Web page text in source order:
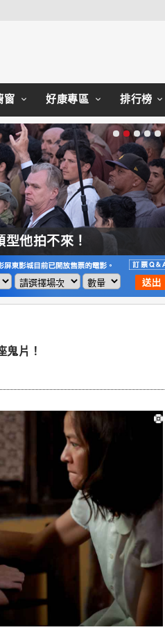
窗 好康專區 排行榜
他拍不來！
片！